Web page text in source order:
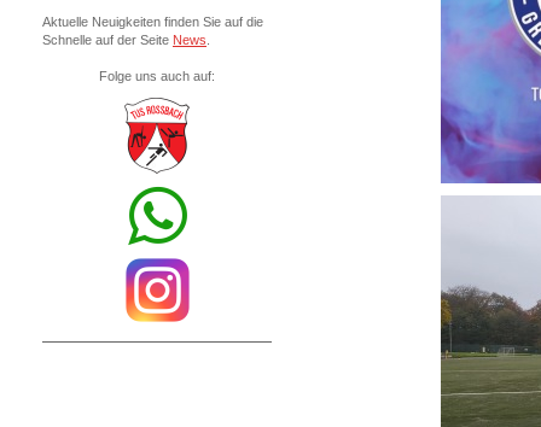
Aktuelle Neuigkeiten finden Sie auf die
Schnelle auf der Seite News
Folge uns auch auf: